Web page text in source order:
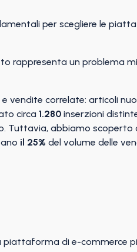
per scegliere le
rappresenta un problema
vendite correlate: articoli
circa 1.280 inserzioni
Tuttavia, abbiamo scoperto
il 25% del volume delle
piattaforma di e-commerce